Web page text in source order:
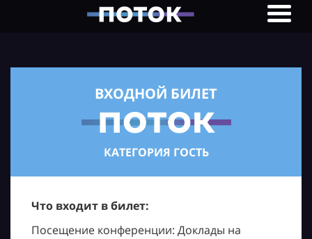
ВХОДНОЙ БИЛЕТ
КАТЕГОРИЯ ГОСТЬ
Что входит в билет:
Посещение конференции: Доклады на